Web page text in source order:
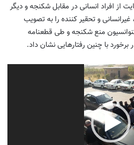
حمایت از افراد انسانی در مقابل شکنجه و دیگر
و تحقیر کننده را به تصویب
منع شکنجه و طی قطعنامه